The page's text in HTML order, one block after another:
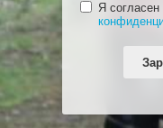
Я согласен